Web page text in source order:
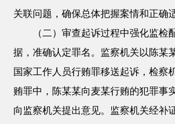
关联问题，确保总体把握案情和正确
（二）审查起诉过程中强化监检
据，准确认定罪名。监察机关以陈某
国家工作人员行贿罪移送起诉，检察
贿罪中，陈某某向麦某行贿的犯罪事
向监察机关提出意见。监察机关经补